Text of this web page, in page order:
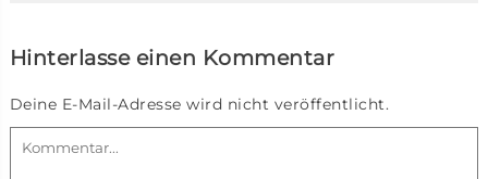
Hinterlasse einen Kommentar
Deine E-Mail-Adresse wird nicht veröffentlicht.